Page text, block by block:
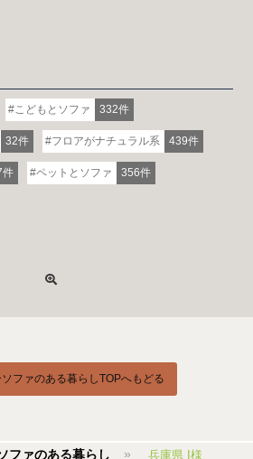
こどもとソファ 332件
32件 フロアがナチュラル系 439件
件 ペットとソファ 356件
ファのある暮らしTOPへもどる
ファのある暮らし 兵庫県 I様